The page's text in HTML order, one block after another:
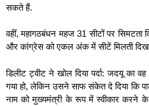
सकते हैं.
वहीं, महागठबंधन महज 31 सीटों पर
और कांग्रेस को एकल अंक में सीटें मिलती दिख
डिलीट ट्वीट ने खोल दिया पर्दा: जदयू का
गया हो, लेकिन उसने साफ संकेत दे दिया कि
नाम को मुख्यमंत्री के रूप में स्वीकार करने